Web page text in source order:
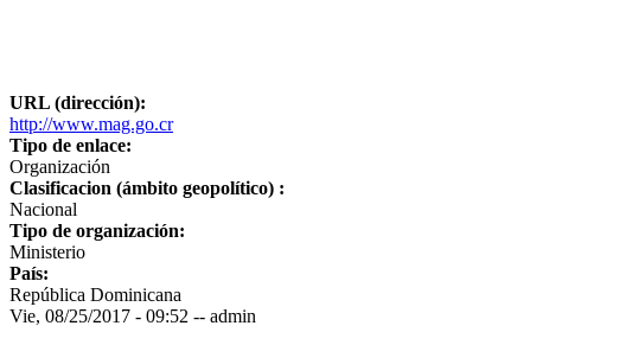
URL (dirección):
http://www.mag.go.cr
Tipo de enlace:
Organización
Clasificacion (ámbito geopolítico) :
Nacional
Tipo de organización:
Ministerio
País:
República Dominicana
Vie, 08/25/2017 - 09:52 -- admin